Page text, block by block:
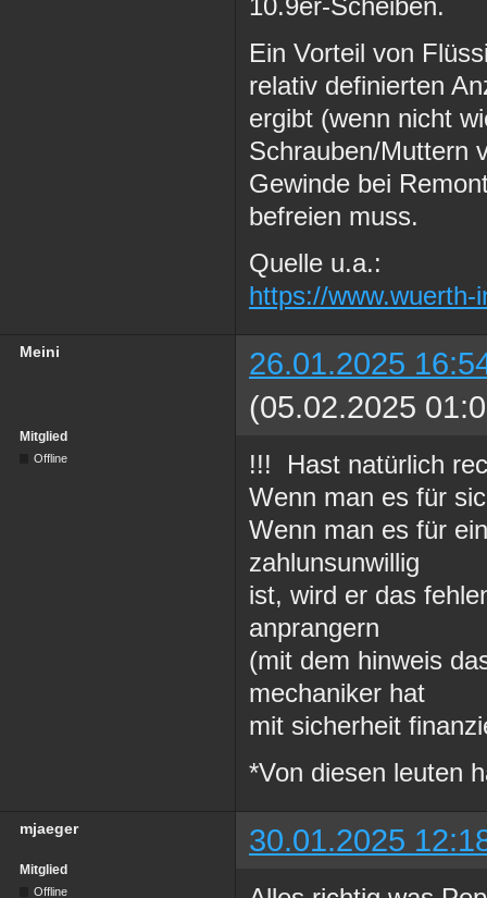
10.9er-Scheiben.
Ein Vorteil von
relativ definierten
ergibt (wenn nicht
Schrauben/Muttern
Gewinde bei
befreien muss.
Quelle u.a.:
https://
Meini
26.01.2025
(05.02.2025
Mitglied
Offline
!!! Hast natürlich
Wenn man es für
Wenn man es für
zahlunsunwillig
ist, wird er das
anprangern
(mit dem hinweis
mechaniker hat
mit sicherheit
*Von diesen leuten
mjaeger 30.01.2025
Mitglied
Offline